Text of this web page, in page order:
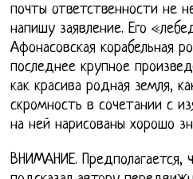
почты ответственности не
напишу заявление. Его
Афонасовская корабельная
последнее крупное
как красива родная земля,
скромность в сочетании с
на ней нарисованы хорошо
ВНИМАНИЕ. Предполагается,